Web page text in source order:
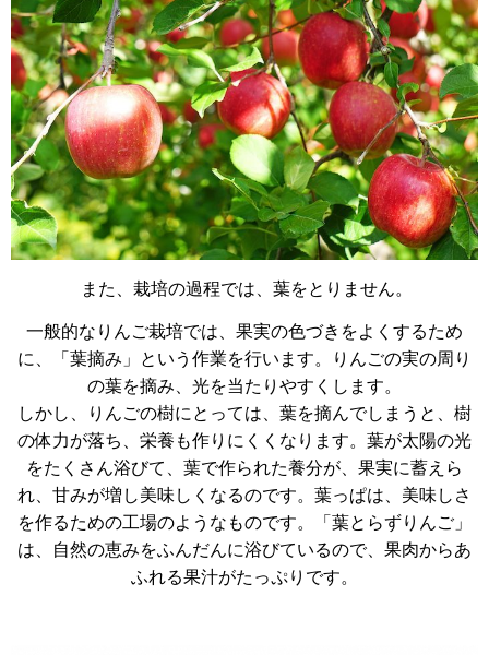
また、栽培の過程では、葉をとりません。
一般的なりんご栽培では、果実の色づきをよくするため
に、「葉摘み」という作業を行います。りんごの実の周り
の葉を摘み、光を当たりやすくします。
しかし、りんごの樹にとっては、葉を摘んでしまうと、樹
の体力が落ち、栄養も作りにくくなります。葉が太陽の光
をたくさん浴びて、葉で作られた養分が、果実に蓄えら
れ、甘みが増し美味しくなるのです。葉っぱは、美味しさ
を作るための工場のようなものです。「葉とらずりんご」
は、自然の恵みをふんだんに浴びているので、果肉からあ
ふれる果汁がたっぷりです。